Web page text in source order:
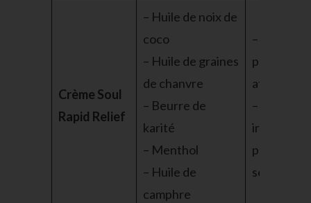
Crème Soul
Rapid Relief
– Huile de noix de
coco
– Huile de graines
de chanvre
– Beurre de
karité
– Menthol
– Huile de
camphre
– Conçue
pour les
athlètes
– Peut
irriter les
peaux
sensibles